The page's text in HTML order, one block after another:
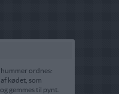
ordnes:
kødet, som
gemmes til pynt.